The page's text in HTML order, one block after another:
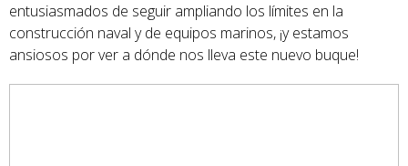
entusiasmados de seguir ampliando los límites en la
construcción naval y de equipos marinos, ¡y estamos
ansiosos por ver a dónde nos lleva este nuevo buque!